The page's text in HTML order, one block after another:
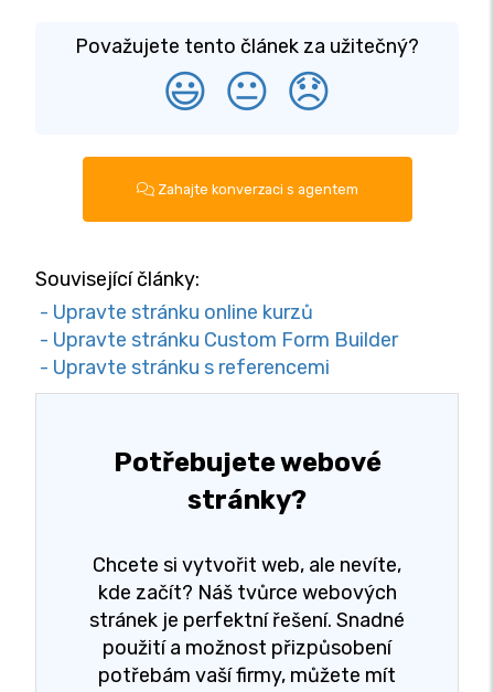
Považujete tento článek za užitečný?
😃 😐 😞
Zahajte konverzaci s agentem
Související články:
- Upravte stránku online kurzů
- Upravte stránku Custom Form Builder
- Upravte stránku s referencemi
Potřebujete webové
stránky?
Chcete si vytvořit web, ale nevíte,
kde začít? Náš tvůrce webových
stránek je perfektní řešení. Snadné
použití a možnost přizpůsobení
potřebám vaší firmy, můžete mít